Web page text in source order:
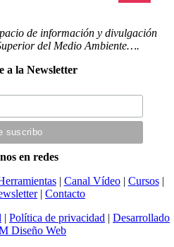
de información y divulgación
del Medio Ambiente….
a la Newsletter
en redes
| Canal Vídeo| Cursos|
| Contacto
| Política de privacidad | Desarrollado
Diseño Web